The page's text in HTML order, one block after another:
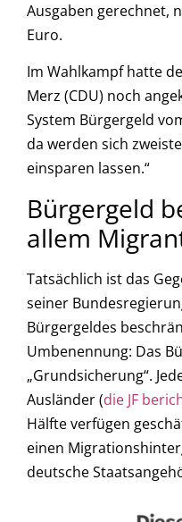
Ausgaben gerechnet,
Euro.
Im Wahlkampf hatte
Merz (CDU) noch
System Bürgergeld
da werden sich
einsparen lassen.“
Bürgergeld
allem
Tatsächlich ist das
seiner
Bürgergeldes
Umbenennung: Das
„Grundsicherung“.
Ausländer (die JF
Hälfte verfügen
einen
deutsche